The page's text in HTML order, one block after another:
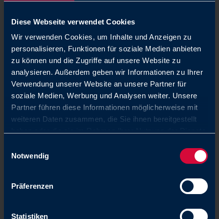
Diese Webseite verwendet Cookies
Wir verwenden Cookies, um Inhalte und Anzeigen zu
personalisieren, Funktionen für soziale Medien anbieten
zu können und die Zugriffe auf unsere Website zu
analysieren. Außerdem geben wir Informationen zu Ihrer
Verwendung unserer Website an unsere Partner für
soziale Medien, Werbung und Analysen weiter. Unsere
Partner führen diese Informationen möglicherweise mit
weiteren Daten zusammen, die Sie ihnen bereitgestellt
Cookies, wenn Sie unsere Webseite weiterhin nutzen.
Notwendig
Präferenzen
Statistiken
Directive RoHS : utilisation du plomb
Mise à jour des exigences légales
En savoir plus